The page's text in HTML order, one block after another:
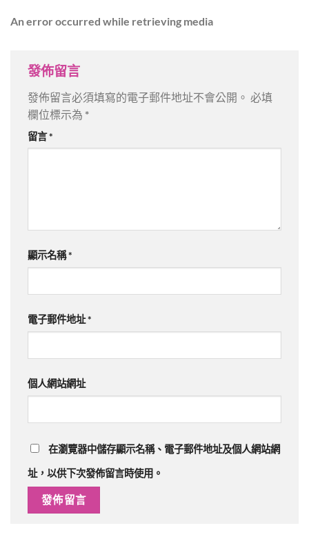
An error occurred while retrieving media
發佈留言
發佈留言必須填寫的電子郵件地址不會公開。 必填
欄位標示為 *
留言*
顯示名稱*
電子郵件地址*
個人網站網址
在瀏覽器中儲存顯示名稱、電子郵件地址及個人網站網
址，以供下次發佈留言時使用。